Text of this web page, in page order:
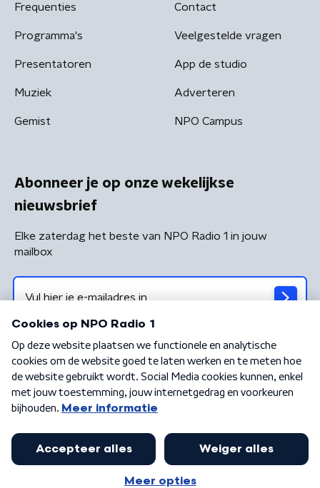
Frequenties
Programma's
Presentatoren
Muziek
Gemist
Contact
Veelgestelde vragen
App de studio
Adverteren
NPO Campus
Abonneer je op onze wekelijkse
nieuwsbrief
Elke zaterdag het beste van NPO Radio 1 in jouw
mailbox
Algemene voorwaarden